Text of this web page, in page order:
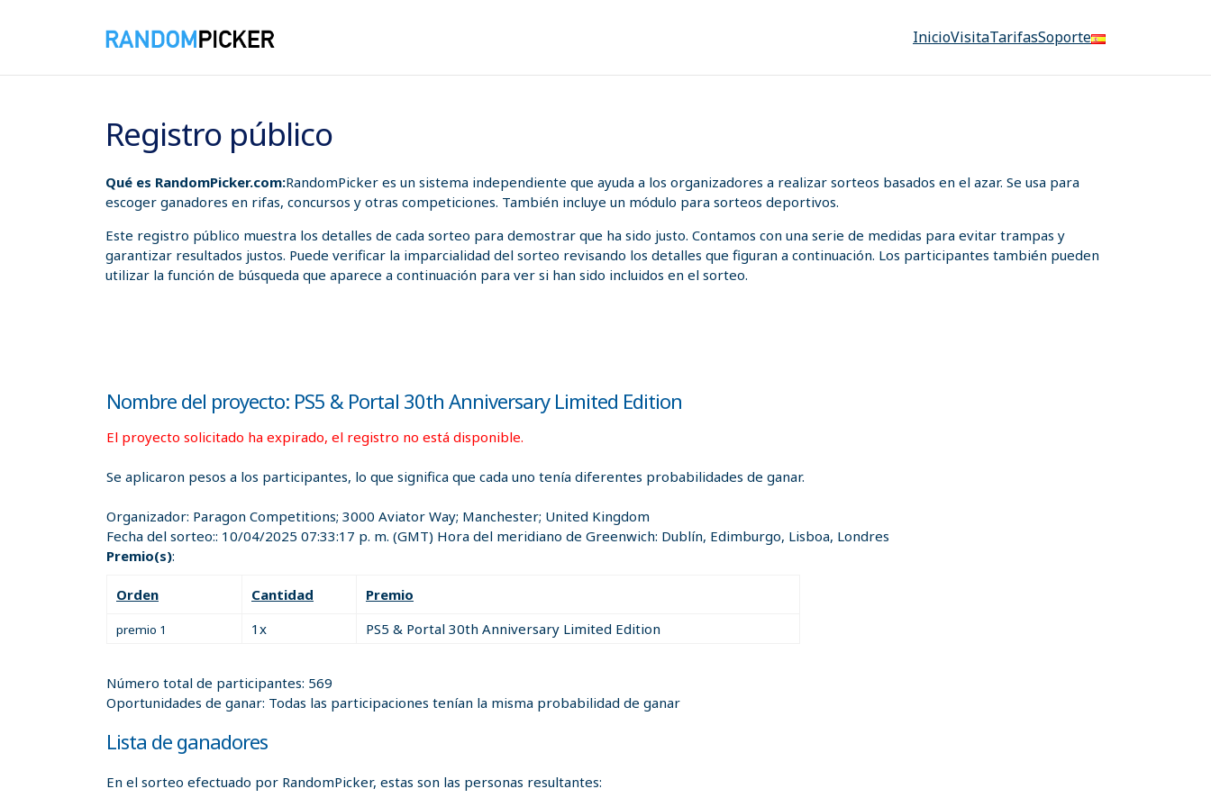
InicioVisitaTarifasSoporte
Registro público
Qué es RandomPicker.com:RandomPicker es un sistema independiente que ayuda a los organizadores a realizar sorteos basados en el azar. Se usa para
escoger ganadores en rifas, concursos y otras competiciones. También incluye un módulo para sorteos deportivos.
Este registro público muestra los detalles de cada sorteo para demostrar que ha sido justo. Contamos con una serie de medidas para evitar trampas y
garantizar resultados justos. Puede verificar la imparcialidad del sorteo revisando los detalles que figuran a continuación. Los participantes también pueden
utilizar la función de búsqueda que aparece a continuación para ver si han sido incluidos en el sorteo.
Nombre del proyecto: PS5 & Portal 30th Anniversary Limited Edition
El proyecto solicitado ha expirado, el registro no está disponible.
Se aplicaron pesos a los participantes, lo que significa que cada uno tenía diferentes probabilidades de ganar.
Organizador: Paragon Competitions; 3000 Aviator Way; Manchester; United Kingdom
Fecha del sorteo:: 10/04/2025 07:33:17 p. m. (GMT) Hora del meridiano de Greenwich: Dublín, Edimburgo, Lisboa, Londres
Premio(s):
Orden Cantidad Premio
premio 1 1x PS5 & Portal 30th Anniversary Limited Edition
Número total de participantes: 569
Oportunidades de ganar: Todas las participaciones tenían la misma probabilidad de ganar
Lista de ganadores
En el sorteo efectuado por RandomPicker, estas son las personas resultantes: